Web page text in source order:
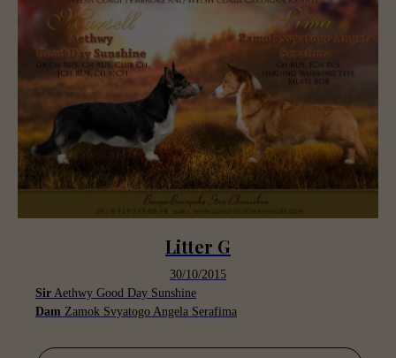
Litter G
30/10/2015
Sir Aethwy Good Day Sunshine
Dam Zamok Svyatogo Angela Serafima